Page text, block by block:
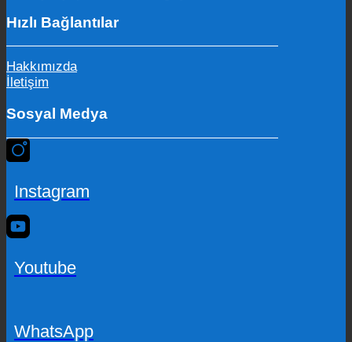
Hızlı Bağlantılar
Hakkımızda
İletişim
Sosyal Medya
Instagram
Youtube
WhatsApp